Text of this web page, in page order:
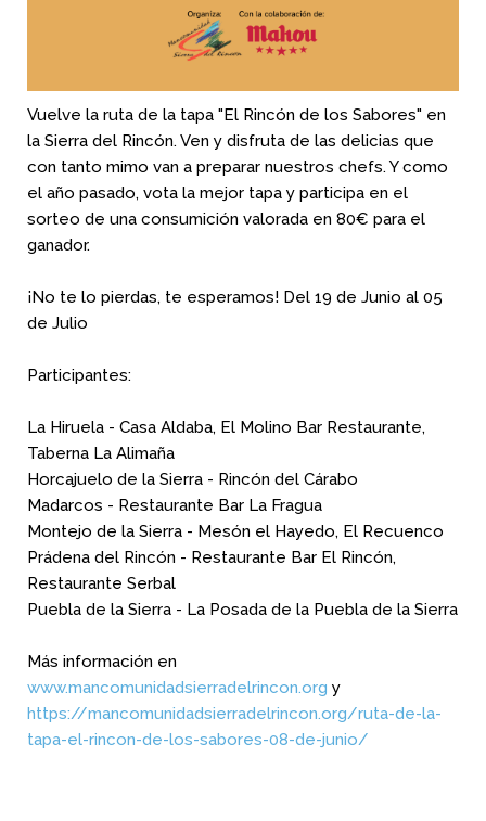
Vuelve la ruta de la tapa "El Rincón de los Sabores" en
la Sierra del Rincón. Ven y disfruta de las delicias que
con tanto mimo van a preparar nuestros chefs. Y como
el año pasado, vota la mejor tapa y participa en el
sorteo de una consumición valorada en 80€ para el
ganador.
¡No te lo pierdas, te esperamos! Del 19 de Junio al 05
de Julio
Participantes:
La Hiruela - Casa Aldaba, El Molino Bar Restaurante,
Taberna La Alimaña
Horcajuelo de la Sierra - Rincón del Cárabo
Madarcos - Restaurante Bar La Fragua
Montejo de la Sierra - Mesón el Hayedo, El Recuenco
Prádena del Rincón - Restaurante Bar El Rincón,
Restaurante Serbal
Puebla de la Sierra - La Posada de la Puebla de la Sierra
Más información en
www.mancomunidadsierradelrincon.org y
https://mancomunidadsierradelrincon.org/ruta-de-la-
tapa-el-rincon-de-los-sabores-08-de-junio/